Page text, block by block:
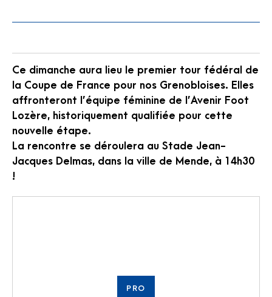
Ce dimanche aura lieu le premier tour fédéral de
la Coupe de France pour nos Grenobloises. Elles
affronteront l’équipe féminine de l’Avenir Foot
Lozère, historiquement qualifiée pour cette
nouvelle étape.
La rencontre se déroulera au Stade Jean-
Jacques Delmas, dans la ville de Mende, à 14h30
!
PRO